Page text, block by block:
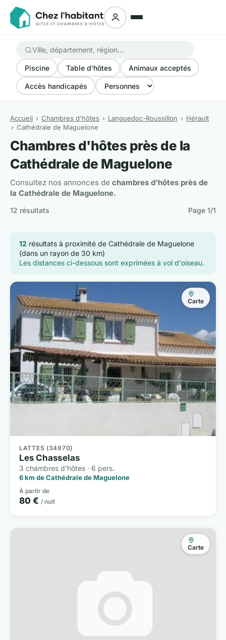
Piscine Table d'hôtes Animaux acceptés
Accès handicapés
Accueil Chambres d'hôtes Languedoc-Roussillon
Hérault
Cathédrale de Maguelone
Chambres d'hôtes près de la
Cathédrale de Maguelone
Consultez nos annonces de chambres d'hôtes près de
la Cathédrale de Maguelone.
12 résultats Page 1/1
12 résultats à proximité de Cathédrale de Maguelone
(dans un rayon de 30 km)
Les distances ci-dessous sont exprimées à vol d'oiseau.
Carte
LATTES (34970)
Les Chasselas
3 chambres d'hôtes · 6 pers.
6 km de Cathédrale de Maguelone
À partir de
80 € / nuit
Carte